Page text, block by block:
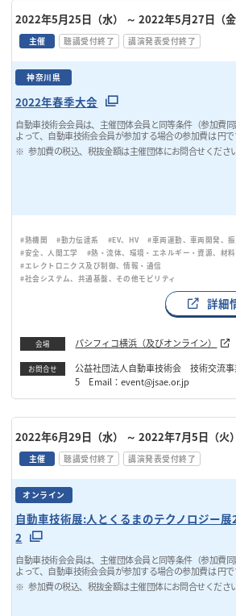
2022年5月25日（水） ～ 2022年5月27日（金
主催 聴講受付終了 講演発表受付終了
神奈川県
2022年春季大会
自動車技術会会員は、主催団体会員と同等条件（参加費同
よって、自動車技術会会員が参加する場合の参加費は 円で
参加費の税込、税抜金額は主催団体にお問合せくださ
#熱機関 #動力伝達系 #EV、HV
#車両運動、車両開発、
#安全、人間工学
#熱・流体、環境・エネルギー・資源、材
#エレクトロニクス及び制御、情報・通信
#社会システム、共通基盤、その他モビリティ
詳細
会場 パシフィコ横浜（及びオンライン）
お問合せ
公益社団法人自動車技術会 技術交流
5 Email：event@jsae.or.jp
2022年6月29日（水） ～ 2022年7月5日（火）
主催 聴講受付終了 講演発表受付終了
オンライン
自動車技術展:人とくるまのテクノロジー
2
自動車技術会会員は、主催団体会員と同等条件（参加費同
よって、自動車技術会会員が参加する場合の参加費は 円で
参加費の税込、税抜金額は主催団体にお問合せくださ